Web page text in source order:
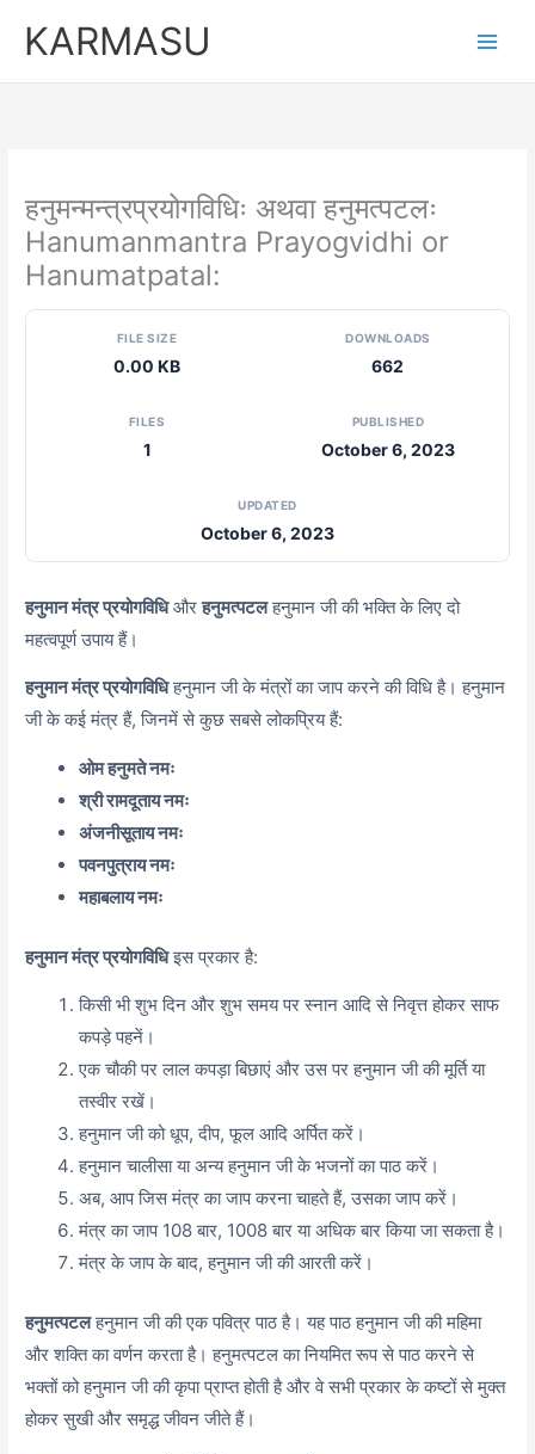
KARMASU
हनुमन्मन्त्रप्रयोगविधिः अथवा हनुमत्पटलः
Hanumanmantra Prayogvidhi or
Hanumatpatal:
FILE SIZE
0.00 KB
DOWNLOADS
662
FILES
1
PUBLISHED
October 6, 2023
UPDATED
October 6, 2023
हनुमान मंत्र प्रयोगविधिऔरहनुमत्पटलहनुमान जी की भक्ति के लिए दो
महत्वपूर्ण उपाय हैं।
हनुमान मंत्र प्रयोगविधिहनुमान जी के मंत्रों का जाप करने की विधि है। हनुमान
जी के कई मंत्र हैं, जिनमें से कुछ सबसे लोकप्रिय हैं:
ओम हनुमते नमः
श्री रामदूताय नमः
अंजनीसूताय नमः
पवनपुत्राय नमः
महाबलाय नमः
हनुमान मंत्र प्रयोगविधिइस प्रकार है:
किसी भी शुभ दिन और शुभ समय पर स्नान आदि से निवृत्त होकर साफ
कपड़े पहनें।
एक चौकी पर लाल कपड़ा बिछाएं और उस पर हनुमान जी की मूर्ति या
तस्वीर रखें।
हनुमान जी को धूप, दीप, फूल आदि अर्पित करें।
हनुमान चालीसा या अन्य हनुमान जी के भजनों का पाठ करें।
अब, आप जिस मंत्र का जाप करना चाहते हैं, उसका जाप करें।
मंत्र का जाप 108 बार, 1008 बार या अधिक बार किया जा सकता है।
मंत्र के जाप के बाद, हनुमान जी की आरती करें।
हनुमत्पटलहनुमान जी की एक पवित्र पाठ है। यह पाठ हनुमान जी की महिमा
और शक्ति का वर्णन करता है। हनुमत्पटल का नियमित रूप से पाठ करने से
भक्तों को हनुमान जी की कृपा प्राप्त होती है और वे सभी प्रकार के कष्टों से मुक्त
होकर सुखी और समृद्ध जीवन जीते हैं।